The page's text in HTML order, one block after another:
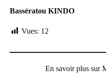
Bassératou KINDO
Vues: 12
En savoir plus sur